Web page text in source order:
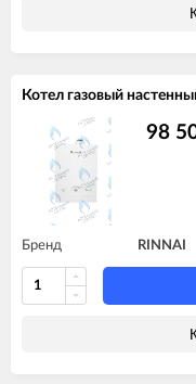
Котел газовый
98
Бренд RINNAI